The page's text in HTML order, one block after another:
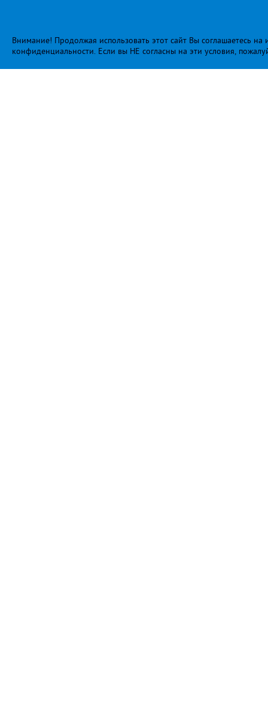
Внимание! Продолжая использовать этот сайт Вы соглашаетесь
конфиденциальности. Если вы НЕ согласны на эти условия,